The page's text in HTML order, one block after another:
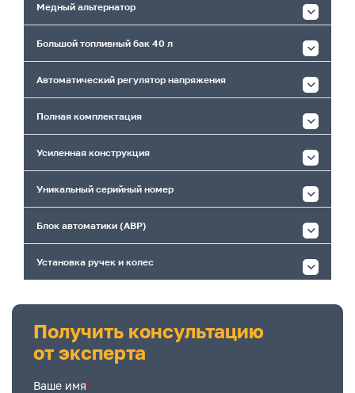
Медный альтернатор
Большой топливный бак 40 л
Автоматический регулятор напряжения
Полная комплектация
Усиленная конструкция
Уникальный серийный номер
Блок автоматики (АВР)
Установка ручек и колес
Получить консультацию
от эксперта
Ваше имя*